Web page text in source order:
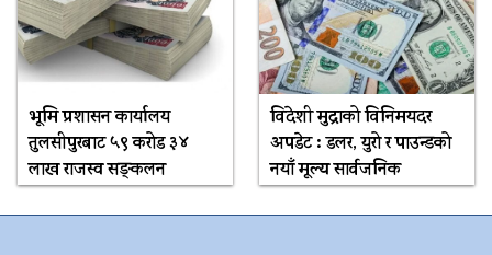
भूमि प्रशासन कार्यालय
तुलसीपुरबाट ५९ करोड ३४
लाख राजस्व सङ्कलन
विदेशी मुद्राको विनिमयदर
अपडेट : डलर, युरो र पाउन्डको
नयाँ मूल्य सार्वजनिक